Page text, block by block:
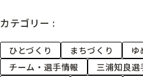
カテゴリー :
ひとづくり まちづくり
ゆ
チーム・選手情報
三浦知良選